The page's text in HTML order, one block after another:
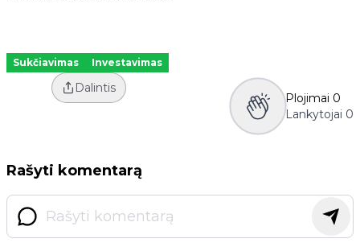
Sukčiavimas Investavimas
Dalintis
Plojimai 0
Lankytojai 0
Rašyti komentarą